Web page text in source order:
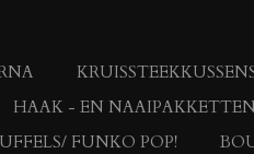
HAAK - EN NAAIPAKKETTEN
FUNKO POP!